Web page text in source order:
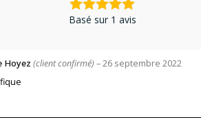
Basé sur 1 avis
Hoyez (client confirmé) –26 septembre 2022